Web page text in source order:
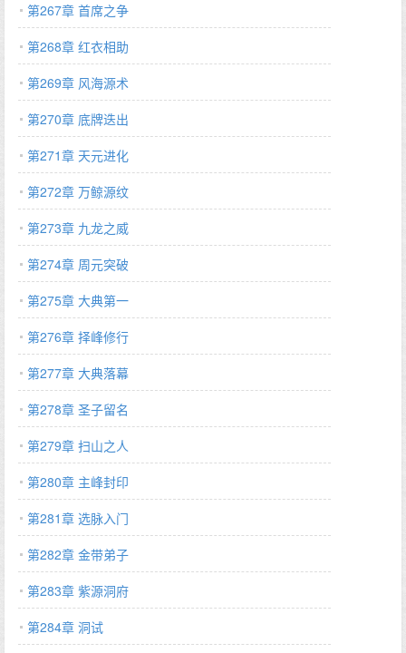
第267章 首席之争
第268章 红衣相助
第269章 风海源术
第270章 底牌迭出
第271章 天元进化
第272章 万鲸源纹
第273章 九龙之威
第274章 周元突破
第275章 大典第一
第276章 择峰修行
第277章 大典落幕
第278章 圣子留名
第279章 扫山之人
第280章 主峰封印
第281章 选脉入门
第282章 金带弟子
第283章 紫源洞府
第284章 洞试